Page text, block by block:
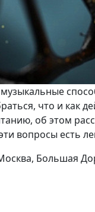
что и как
об этом
вопросы есть
Большая